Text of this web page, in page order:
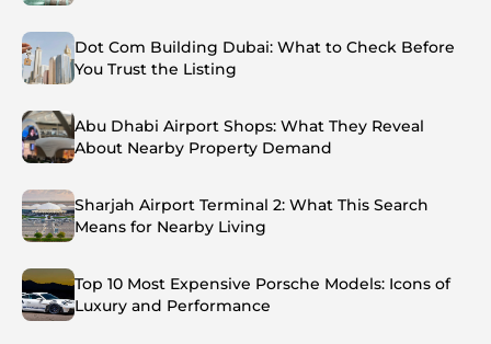
Dot Com Building Dubai: What to Check Before
You Trust the Listing
Abu Dhabi Airport Shops: What They Reveal
About Nearby Property Demand
Sharjah Airport Terminal 2: What This Search
Means for Nearby Living
Top 10 Most Expensive Porsche Models: Icons of
Luxury and Performance